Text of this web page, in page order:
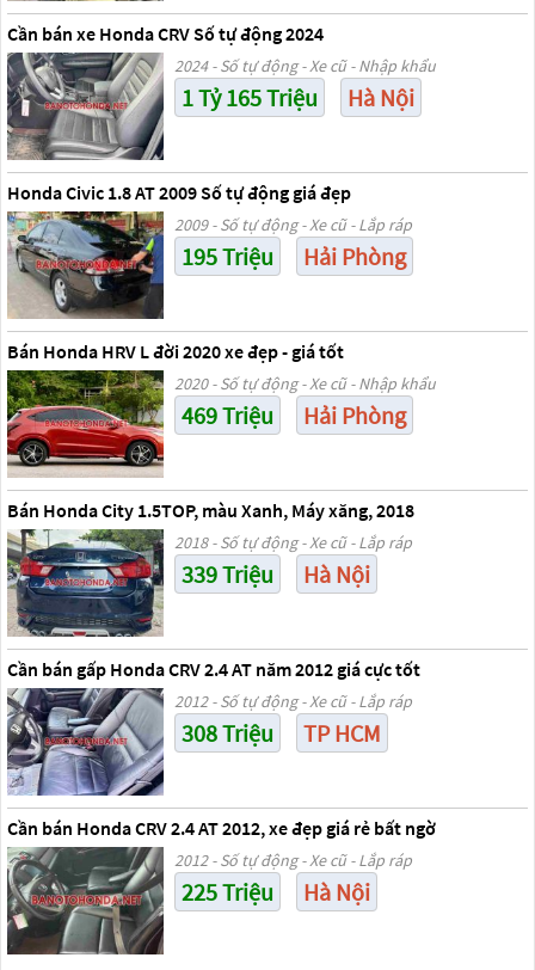
Cần bán xe Honda CRV Số tự động 2024
2024 - Số tự động - Xe cũ - Nhập khẩu
1 Tỷ 165 Triệu Hà Nội
Honda Civic 1.8 AT 2009 Số tự động giá đẹp
2009 - Số tự động - Xe cũ - Lắp ráp
195 Triệu Hải Phòng
Bán Honda HRV L đời 2020 xe đẹp - giá tốt
2020 - Số tự động - Xe cũ - Nhập khẩu
469 Triệu Hải Phòng
Bán Honda City 1.5TOP, màu Xanh, Máy xăng, 2018
2018 - Số tự động - Xe cũ - Lắp ráp
339 Triệu Hà Nội
Cần bán gấp Honda CRV 2.4 AT năm 2012 giá cực tốt
2012 - Số tự động - Xe cũ - Lắp ráp
308 Triệu TP HCM
Cần bán Honda CRV 2.4 AT 2012, xe đẹp giá rẻ bất ngờ
2012 - Số tự động - Xe cũ - Lắp ráp
225 Triệu Hà Nội